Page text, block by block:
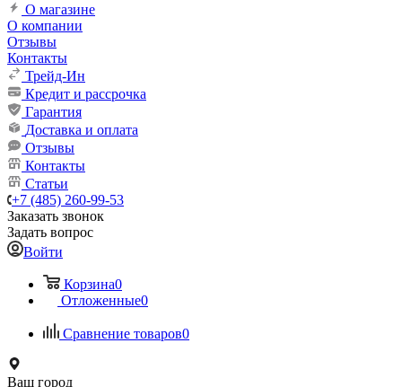
О магазине
О компании
Отзывы
Контакты
Трейд-Ин
Кредит и рассрочка
Гарантия
Доставка и оплата
Отзывы
Контакты
Статьи
+7 (485) 260-99-53
Заказать звонок
Задать вопрос
Войти
Корзина0
Отложенные0
Сравнение товаров0
Ваш город